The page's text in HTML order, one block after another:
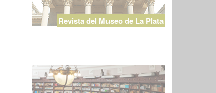
Revista del Museo de La Plata